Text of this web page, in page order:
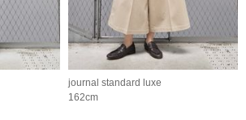
journal standard luxe
162cm